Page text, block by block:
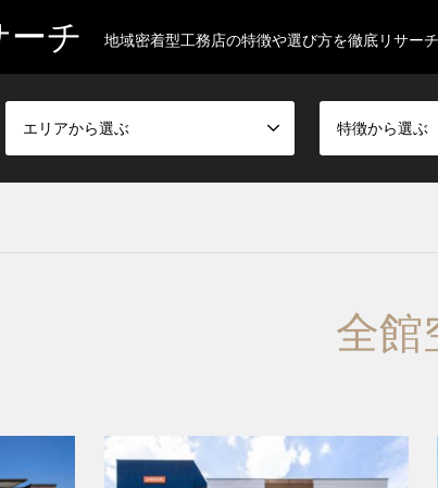
ーチ 地域密着型工務店の特徴や選び方を徹底リサーチ
エリアから選ぶ 特徴から選ぶ
全館